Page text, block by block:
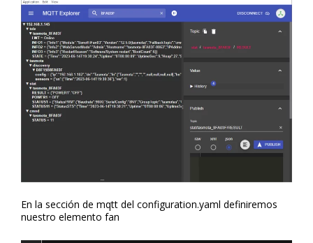
En la sección de mqtt del configuration.yaml definiremos
nuestro elemento fan